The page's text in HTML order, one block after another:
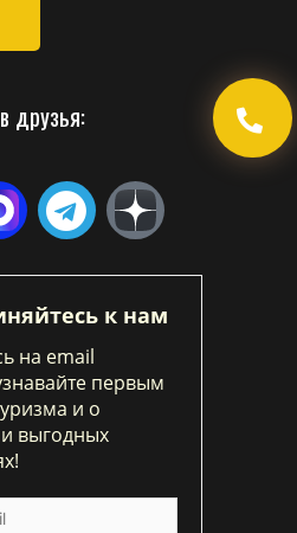
друзья:
к нам
на email
первым
и о
выгодных